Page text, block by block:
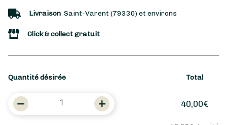
Livraison Saint-Varent (79330) et environs
Click & collect gratuit
Quantité désirée
quantité
Total
40,00€